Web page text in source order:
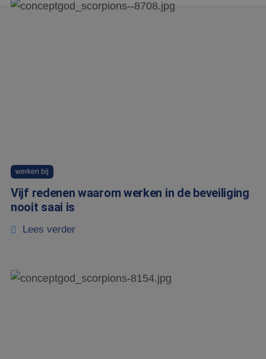
werken bij
Vijf redenen waarom werken in de beveiliging
nooit saai is
Lees verder